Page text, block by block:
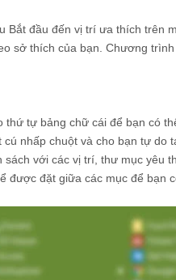
Bắt đầu đến vị trí ưa thích trên
sở thích của bạn. Chương
thứ tự bảng chữ cái để bạn có
nhấp chuột và cho bạn tự do
sách với các vị trí, thư mục yêu
được đặt giữa các mục để bạn